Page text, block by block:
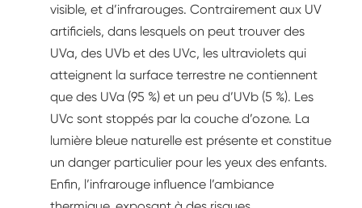
visible, et d’infrarouges. Contrairement aux UV
artificiels, dans lesquels on peut trouver des
UVa, des UVb et des UVc, les ultraviolets qui
atteignent la surface terrestre ne contiennent
que des UVa (95 %) et un peu d’UVb (5 %). Les
UVc sont stoppés par la couche d’ozone. La
lumière bleue naturelle est présente et constitue
un danger particulier pour les yeux des enfants.
Enfin, l’infrarouge influence l’ambiance